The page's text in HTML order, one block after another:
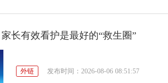
长有效看护是最好的“救生圈”
外链 发布时间：2026-08-06 08:51:57